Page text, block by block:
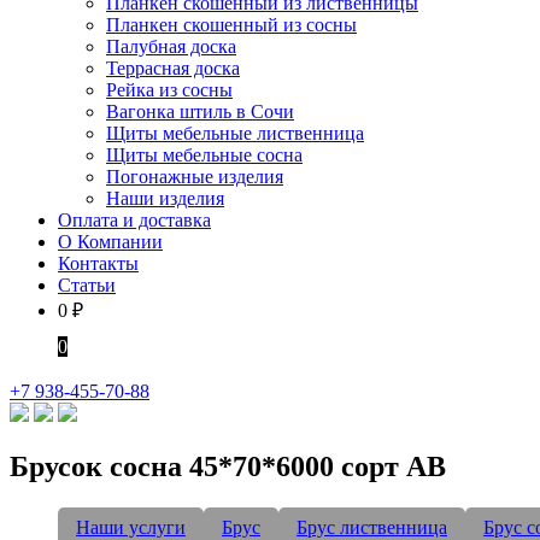
Планкен скошенный из сосны
Палубная доска
Террасная доска
Рейка из сосны
Вагонка штиль в Сочи
Щиты мебельные лиственница
Щиты мебельные сосна
Погонажные изделия
Наши изделия
Оплата и доставка
О Компании
Контакты
Статьи
0 ₽
0
+7 938-455-70-88
Брусок сосна 45*70*6000 сорт AB
Наши услуги Брус Брус лиственница Брус